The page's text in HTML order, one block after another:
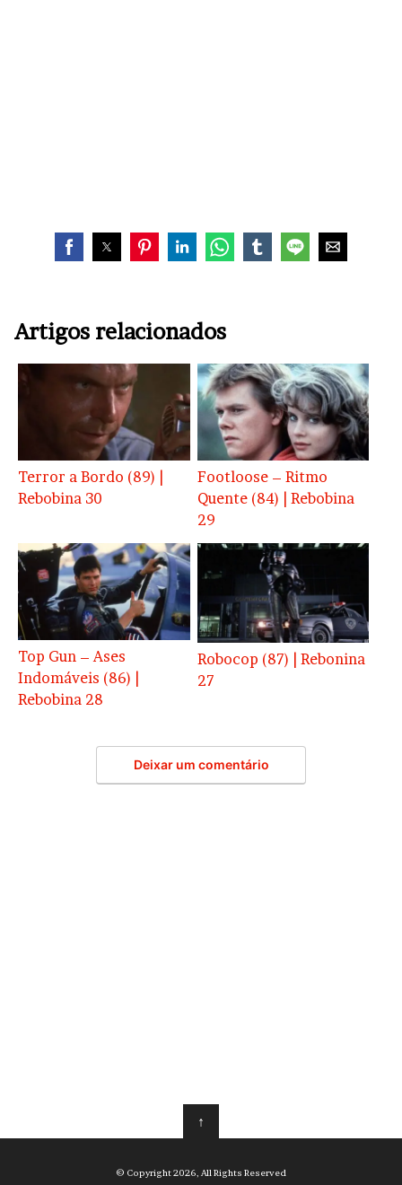
Artigos relacionados
Terror a Bordo (89) |
Rebobina 30
Footloose – Ritmo
Quente (84) | Rebobina
29
Top Gun – Ases
Indomáveis (86) |
Rebobina 28
Robocop (87) | Rebonina
27
Deixar um comentário
↑
© Copyright 2026, All Rights Reserved